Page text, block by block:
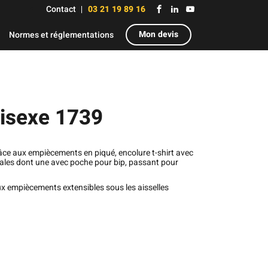
Contact 03 21 19 89 16
Normes et réglementations Mon devis
1739
aux empiècements en piqué, encolure t-shirt avec
dont une avec poche pour bip, passant pour
empiècements extensibles sous les aisselles